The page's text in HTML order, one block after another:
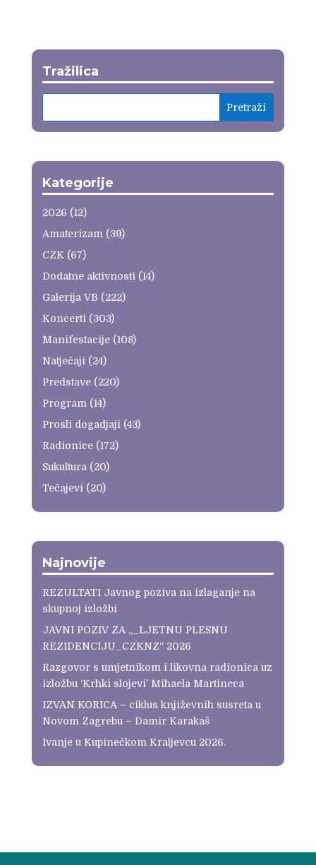
Tražilica
Kategorije
2026 (12)
Amaterizam(39)
CZK(67)
Dodatne aktivnosti(14)
Galerija VB (222)
Koncerti(303)
Manifestacije(108)
Natječaji(24)
Predstave(220)
Program(14)
Prosli dogadjaji(43)
Radionice(172)
Sukultura(20)
Tečajevi(20)
Najnovije
REZULTATI Javnog poziva na izlaganje na
skupnoj izložbi
JAVNI POZIV ZA „_LJETNU PLESNU
REZIDENCIJU_CZKNZ“ 2026
Razgovor s umjetnikom i likovna radionica uz
izložbu ‘Krhki slojevi’ Mihaela Martineca
IZVAN KORICA – ciklus književnih susreta u
Novom Zagrebu – Damir Karakaš
Ivanje u Kupinečkom Kraljevcu 2026.